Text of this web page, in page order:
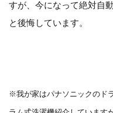
すが、今になって絶対自
と後悔しています。
※我が家はパナソニックのド